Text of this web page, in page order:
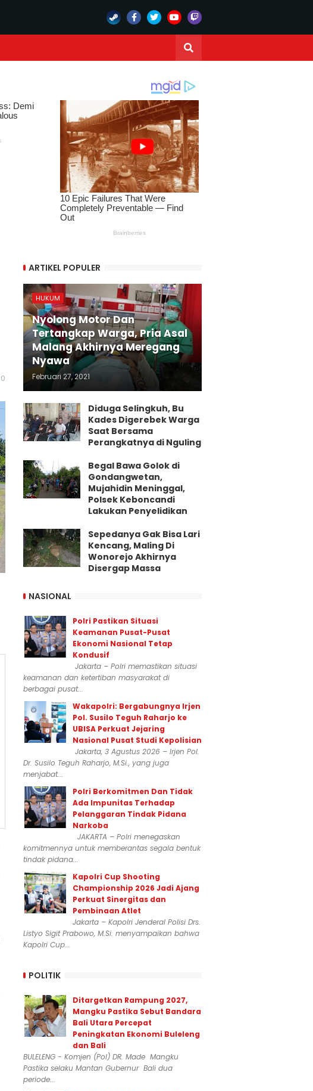
0
ARTIKEL POPULER
HUKUM
Nyolong Motor Dan
Tertangkap Warga, Pria Asal
Malang Akhirnya Meregang
Nyawa
Februari 27, 2021
Diduga Selingkuh, Bu
Kades Digerebek Warga
Saat Bersama
Perangkatnya di Nguling
Begal Bawa Golok di
Gondangwetan,
Mujahidin Meninggal,
Polsek Keboncandi
Lakukan Penyelidikan
Sepedanya Gak Bisa Lari
Kencang, Maling Di
Wonorejo Akhirnya
Disergap Massa
NASIONAL
Polri Pastikan Situasi
Keamanan Pusat-Pusat
Ekonomi Nasional Tetap
Kondusif
Jakarta – Polri memastikan situasi
keamanan dan ketertiban masyarakat di
berbagai pusat...
Wakapolri: Bergabungnya Irjen
Pol. Susilo Teguh Raharjo ke
UBISA Perkuat Jejaring
Nasional Pusat Studi Kepolisian
Jakarta, 3 Agustus 2026 – Irjen Pol.
Dr. Susilo Teguh Raharjo, M.Si., yang juga
menjabat...
Polri Berkomitmen Dan Tidak
Ada Impunitas Terhadap
Pelanggaran Tindak Pidana
Narkoba
JAKARTA – Polri menegaskan
komitmennya untuk memberantas segala bentuk
tindak pidana...
Kapolri Cup Shooting
Championship 2026 Jadi Ajang
Perkuat Sinergitas dan
Pembinaan Atlet
Jakarta – Kapolri Jenderal Polisi Drs.
Listyo Sigit Prabowo, M.Si. menyampaikan bahwa
Kapolri Cup...
POLITIK
Ditargetkan Rampung 2027,
Mangku Pastika Sebut Bandara
Bali Utara Percepat
Peningkatan Ekonomi Buleleng
dan Bali
BULELENG - Komjen (Pol) DR. Made Mangku
Pastika selaku Mantan Gubernur Bali dua
periode...